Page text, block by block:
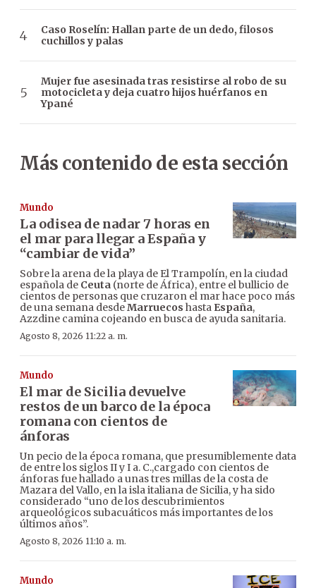
Caso Roselín: Hallan parte de un dedo, filosos
cuchillos y palas
Mujer fue asesinada tras resistirse al robo de su
motocicleta y deja cuatro hijos huérfanos en
Ypané
Más contenido de esta sección
Mundo
La odisea de nadar 7 horas en
el mar para llegar a España y
“cambiar de vida”
Sobre la arena de la playa de El Trampolín, en la ciudad
española de Ceuta (norte de África), entre el bullicio de
cientos de personas que cruzaron el mar hace poco más
de una semana desdeMarruecos hasta España,
Azzdine camina cojeando en busca de ayuda sanitaria.
Agosto 8, 2026 11:22 a. m.
Mundo
El mar de Sicilia devuelve
restos de un barco de la época
romana con cientos de
ánforas
Un pecio de la época romana, que presumiblemente data
de entre los siglos II y I a. C.,cargado con cientos de
ánforas fue hallado a unas tres millas de la costa de
Mazara del Vallo, en la isla italiana de Sicilia, y ha sido
considerado “uno de los descubrimientos
arqueológicos subacuáticos más importantes de los
últimos años”.
Agosto 8, 2026 11:10 a. m.
Mundo